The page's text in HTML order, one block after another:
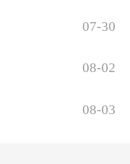
07-30
08-02
08-03